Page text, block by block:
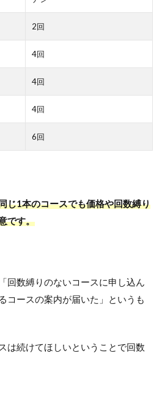
2回
4回
4回
4回
6回
じ1本のコースでも価格や回数縛り
です。
回数縛りのないコースに申し込ん
コースの案内が届いた」というも
は続けてほしいということで回数